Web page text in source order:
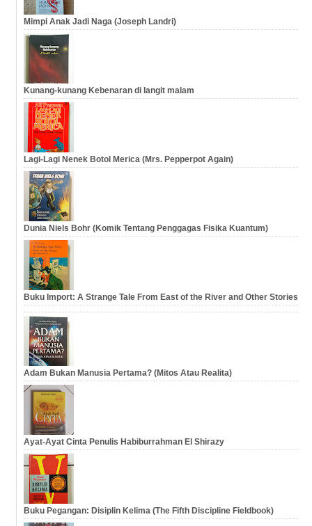
Mimpi Anak Jadi Naga (Joseph Landri)
Kunang-kunang Kebenaran di langit malam
Lagi-Lagi Nenek Botol Merica (Mrs. Pepperpot Again)
Dunia Niels Bohr (Komik Tentang Penggagas Fisika Kuantum)
Buku Import: A Strange Tale From East of the River and Other Stories
Adam Bukan Manusia Pertama? (Mitos Atau Realita)
Ayat-Ayat Cinta Penulis Habiburrahman El Shirazy
Buku Pegangan: Disiplin Kelima (The Fifth Discipline Fieldbook)